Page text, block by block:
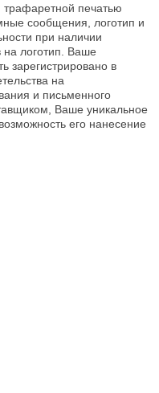
печатью
сообщения, логотип и
при наличии
на логотип. Ваше
зарегистрировано в
на
и письменного
Ваше уникальное
его нанесение